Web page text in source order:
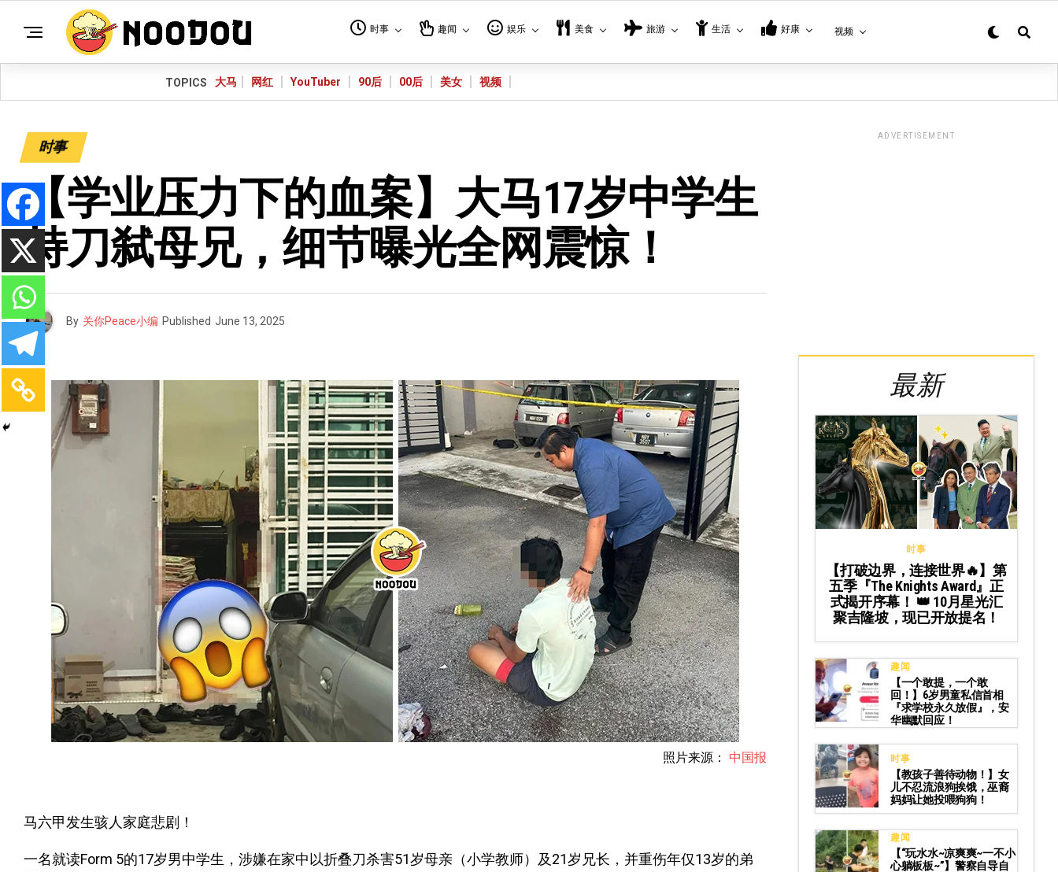
时事 趣闻 娱乐 美食 旅游 生活 好康 视频
TOPICS 大马 网红 YouTuber 90后 00后 美女 视频
时事
【学业压力下的血案】大马17岁中学生
持刀弑母兄，细节曝光全网震惊！
By 关你Peace小编 Published June 13, 2025
照片来源： 中国报
马六甲发生骇人家庭悲剧！
一名就读Form 5的17岁男中学生，涉嫌在家中以折叠刀杀害51岁母亲（小学教师）及21岁兄长，并重伤年仅13岁的弟
ADVERTISEMENT
最新
时事
【打破边界，连接世界🔥】第
五季『The Knights Award』正
式揭开序幕！ 👑 10月星光汇
聚吉隆坡，现已开放提名！
趣闻
【一个敢提，一个敢
回！】6岁男童私信首相
『求学校永久放假』，安
华幽默回应！
时事
【教孩子善待动物！】女
儿不忍流浪狗挨饿，巫裔
妈妈让她投喂狗狗！
趣闻
【“玩水水~凉爽爽~一不小
心躺板板~”】警察自导自